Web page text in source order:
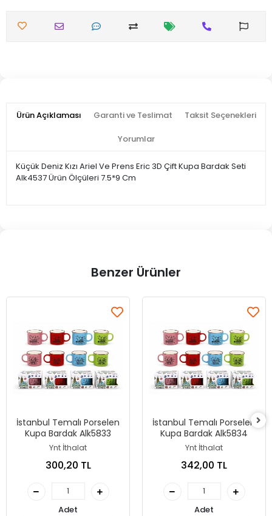
Ürün Açıklaması Garanti ve Teslimat Taksit Seçenekleri
Yorumlar
Küçük Deniz Kızı Ariel Ve Prens Eric 3D Çift Kupa Bardak Seti
Alk4537 Ürün Ölçüleri 7.5*9 Cm
Benzer Ürünler
İstanbul Temalı Porselen
Kupa Bardak Alk5833
Ynt İthalat
300,20 TL
Adet
İstanbul Temalı Porselen
Kupa Bardak Alk5834
Ynt İthalat
342,00 TL
Adet